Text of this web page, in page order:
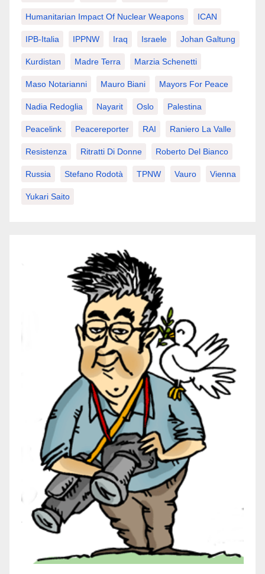
Humanitarian Impact Of Nuclear Weapons ICAN
IPB-Italia IPPNW Iraq Israele Johan Galtung
Kurdistan Madre Terra Marzia Schenetti
Maso Notarianni Mauro Biani Mayors For Peace
Nadia Redoglia Nayarit Oslo Palestina
Peacelink Peacereporter RAI Raniero La Valle
Resistenza Ritratti Di Donne Roberto Del Bianco
Russia Stefano Rodotà TPNW Vauro Vienna
Yukari Saito